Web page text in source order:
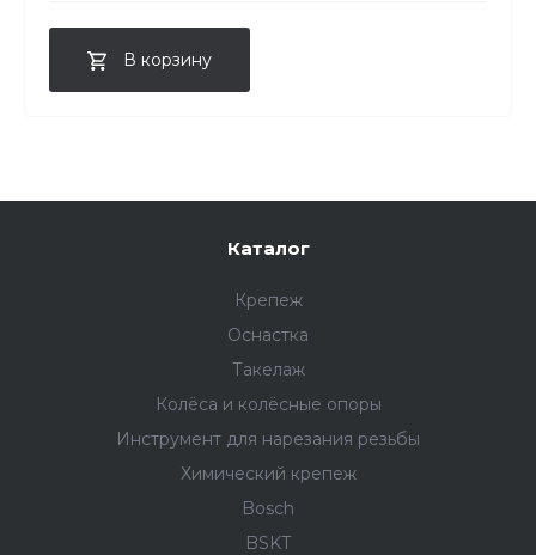
В корзину
Каталог
Крепеж
Оснастка
Такелаж
Колёса и колëсные опоры
Инструмент для нарезания резьбы
Химический крепеж
Bosch
BSKT